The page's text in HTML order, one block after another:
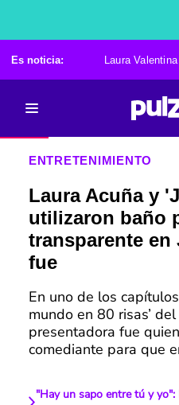
Es noticia: Laura
ENTRETENIMIENTO
Laura Acuña y
utilizaron baño
transparente
fue
En uno de los
mundo en 80 risas’
presentadora fue
comediante para que
"Hay un sapo entre tú y